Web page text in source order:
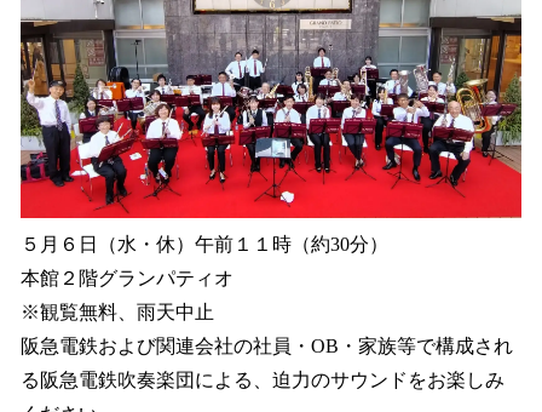
５月６日（水・休）午前１１時（約30分）
本館２階グランパティオ
※観覧無料、雨天中止
阪急電鉄および関連会社の社員・OB・家族等で構成され
る阪急電鉄吹奏楽団による、迫力のサウンドをお楽しみ